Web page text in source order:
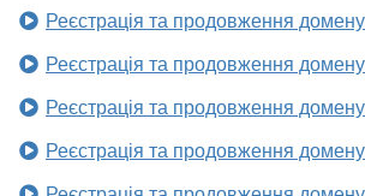
Реєстрація та продовження домену
Реєстрація та продовження домену
Реєстрація та продовження домену
Реєстрація та продовження домену